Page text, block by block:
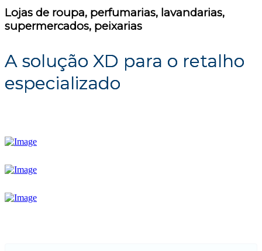
Lojas de roupa, perfumarias, lavandarias,
supermercados, peixarias
A solução XD para o retalho
especializado